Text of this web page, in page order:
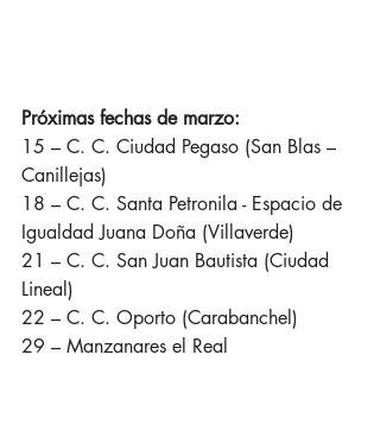
Próximas fechas de marzo:
15 – C. C. Ciudad Pegaso (San Blas –
Canillejas)
18 – C. C. Santa Petronila - Espacio de
Igualdad Juana Doña (Villaverde)
21 – C. C. San Juan Bautista (Ciudad
Lineal)
22 – C. C. Oporto (Carabanchel)
29 – Manzanares el Real